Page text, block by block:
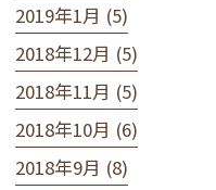
2019年1月 (5)
2018年12月 (5)
2018年11月 (5)
2018年10月 (6)
2018年9月 (8)